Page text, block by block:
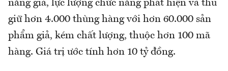
năng giả, lực lượng chức năng phát hiện và thu
giữ hơn 4.000 thùng hàng với hơn 60.000 sản
phẩm giả, kém chất lượng, thuộc hơn 100 mã
hàng. Giá trị ước tính hơn 10 tỷ đồng.